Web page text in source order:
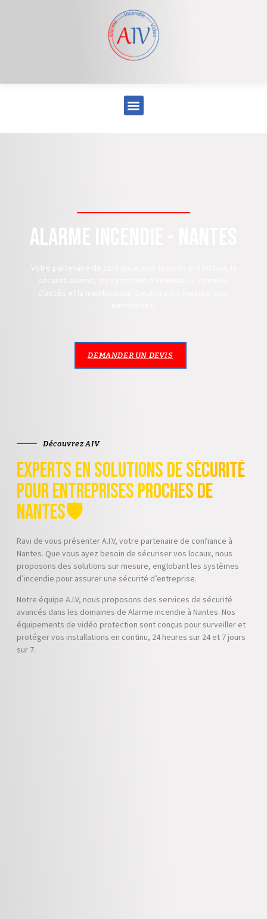
Alarme incendie - Nantes
Votre partenaire de confiance pour la vidéo protection, la
sécurité alarme, les systèmes d’incendie, le contrôle
d’accès et la maintenance. Solutions sur mesure pour
DEMANDER UN DEVIS
Découvrez AIV
Experts en Solutions de Sécurité
pour Entreprises proches de
Nantes🛡️
Ravi de vous présenter A.I.V, votre partenaire de confiance à
Nantes. Que vous ayez besoin de sécuriser vos locaux, nous
proposons des solutions sur mesure, englobant les systèmes
d’incendie pour assurer une sécurité d’entreprise.
Notre équipe A.I.V, nous proposons des services de sécurité
avancés dans les domaines de Alarme incendie à Nantes. Nos
équipements de vidéo protection sont conçus pour surveiller et
protéger vos installations en continu, 24 heures sur 24 et 7 jours
sur 7.